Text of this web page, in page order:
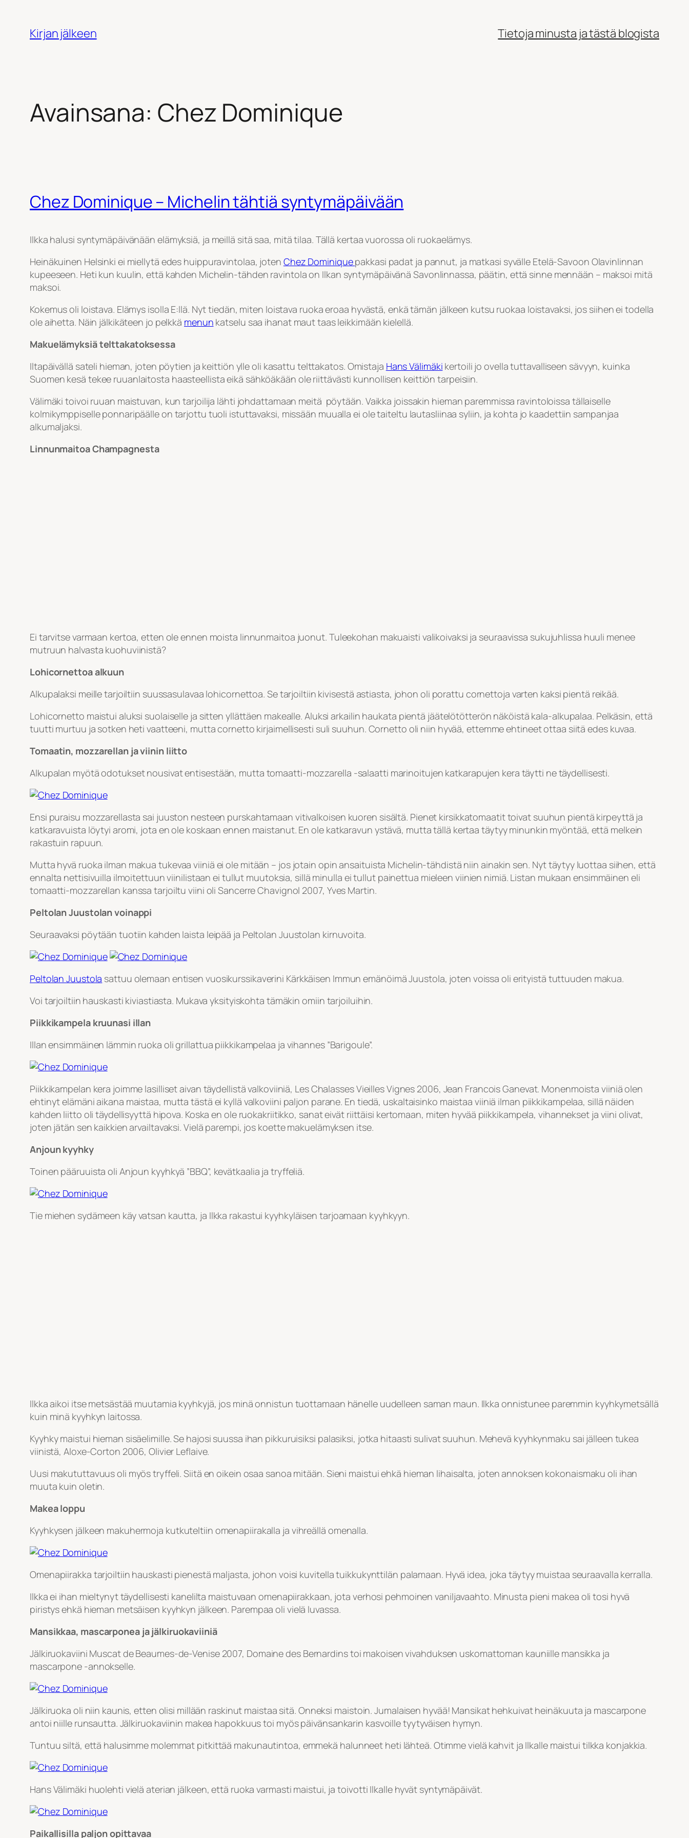
sisältöönKirjan jälkeen Tietoja minusta ja tästä blogista
Avainsana: Chez Dominique
Chez Dominique – Michelin tähtiä syntymäpäivään
Ilkka halusi syntymäpäivänään elämyksiä, ja meillä sitä saa, mitä tilaa. Tällä kertaa vuorossa oli ruokaelämys.
Heinäkuinen Helsinki ei miellytä edes huippuravintolaa, joten Chez Dominiquepakkasi padat ja pannut, ja matkasi syvälle Etelä-Savoon Olavinlinnan
kupeeseen. Heti kun kuulin, että kahden Michelin-tähden ravintola on Ilkan syntymäpäivänä Savonlinnassa, päätin, että sinne mennään – maksoi mitä
maksoi.
Kokemus oli loistava. Elämys isolla E:llä. Nyt tiedän, miten loistava ruoka eroaa hyvästä, enkä tämän jälkeen kutsu ruokaa loistavaksi, jos siihen ei todella
ole aihetta. Näin jälkikäteen jo pelkkä menun katselu saa ihanat maut taas leikkimään kielellä.
Makuelämyksiä telttakatoksessa
Iltapäivällä sateli hieman, joten pöytien ja keittiön ylle oli kasattu telttakatos. Omistaja Hans Välimäki kertoili jo ovella tuttavalliseen sävyyn, kuinka
Suomen kesä tekee ruuanlaitosta haasteellista eikä sähköäkään ole riittävästi kunnollisen keittiön tarpeisiin.
Välimäki toivoi ruuan maistuvan, kun tarjoilija lähti johdattamaan meitä pöytään. Vaikka joissakin hieman paremmissa ravintoloissa tällaiselle
kolmikymppiselle ponnaripäälle on tarjottu tuoli istuttavaksi, missään muualla ei ole taiteltu lautasliinaa syliin, ja kohta jo kaadettiin sampanjaa
alkumaljaksi.
Linnunmaitoa Champagnesta
Ei tarvitse varmaan kertoa, etten ole ennen moista linnunmaitoa juonut. Tuleekohan makuaisti valikoivaksi ja seuraavissa sukujuhlissa huuli menee
mutruun halvasta kuohuviinistä?
Lohicornettoa alkuun
Alkupalaksi meille tarjoiltiin suussasulavaa lohicornettoa. Se tarjoiltiin kivisestä astiasta, johon oli porattu cornettoja varten kaksi pientä reikää.
Lohicornetto maistui aluksi suolaiselle ja sitten yllättäen makealle. Aluksi arkailin haukata pientä jäätelötötterön näköistä kala-alkupalaa. Pelkäsin, että
tuutti murtuu ja sotken heti vaatteeni, mutta cornetto kirjaimellisesti suli suuhun. Cornetto oli niin hyvää, ettemme ehtineet ottaa siitä edes kuvaa.
Tomaatin, mozzarellan ja viinin liitto
Alkupalan myötä odotukset nousivat entisestään, mutta tomaatti-mozzarella -salaatti marinoitujen katkarapujen kera täytti ne täydellisesti.
Ensi puraisu mozzarellasta sai juuston nesteen purskahtamaan vitivalkoisen kuoren sisältä. Pienet kirsikkatomaatit toivat suuhun pientä kirpeyttä ja
katkaravuista löytyi aromi, jota en ole koskaan ennen maistanut. En ole katkaravun ystävä, mutta tällä kertaa täytyy minunkin myöntää, että melkein
rakastuin rapuun.
Mutta hyvä ruoka ilman makua tukevaa viiniä ei ole mitään – jos jotain opin ansaituista Michelin-tähdistä niin ainakin sen. Nyt täytyy luottaa siihen, että
ennalta nettisivuilla ilmoitettuun viinilistaan ei tullut muutoksia, sillä minulla ei tullut painettua mieleen viinien nimiä. Listan mukaan ensimmäinen eli
tomaatti-mozzarellan kanssa tarjoiltu viini oli Sancerre Chavignol 2007, Yves Martin.
Peltolan Juustolan voinappi
Seuraavaksi pöytään tuotiin kahden laista leipää ja Peltolan Juustolan kirnuvoita.
Peltolan Juustola sattuu olemaan entisen vuosikurssikaverini Kärkkäisen Immun emänöimä Juustola, joten voissa oli erityistä tuttuuden makua.
Voi tarjoiltiin hauskasti kiviastiasta. Mukava yksityiskohta tämäkin omiin tarjoiluihin.
Piikkikampela kruunasi illan
Illan ensimmäinen lämmin ruoka oli grillattua piikkikampelaa ja vihannes ”Barigoule”.
Piikkikampelan kera joimme lasilliset aivan täydellistä valkoviiniä, Les Chalasses Vieilles Vignes 2006, Jean Francois Ganevat. Monenmoista viiniä olen
ehtinyt elämäni aikana maistaa, mutta tästä ei kyllä valkoviini paljon parane. En tiedä, uskaltaisinko maistaa viiniä ilman piikkikampelaa, sillä näiden
kahden liitto oli täydellisyyttä hipova. Koska en ole ruokakriitikko, sanat eivät riittäisi kertomaan, miten hyvää piikkikampela, vihannekset ja viini olivat,
joten jätän sen kaikkien arvailtavaksi. Vielä parempi, jos koette makuelämyksen itse.
Anjoun kyyhky
Toinen pääruuista oli Anjoun kyyhkyä ”BBQ”, kevätkaalia ja tryffeliä.
Tie miehen sydämeen käy vatsan kautta, ja Ilkka rakastui kyyhkyläisen tarjoamaan kyyhkyyn.
Ilkka aikoi itse metsästää muutamia kyyhkyjä, jos minä onnistun tuottamaan hänelle uudelleen saman maun. Ilkka onnistunee paremmin kyyhkymetsällä
kuin minä kyyhkyn laitossa.
Kyyhky maistui hieman sisäelimille. Se hajosi suussa ihan pikkuruisiksi palasiksi, jotka hitaasti sulivat suuhun. Mehevä kyyhkynmaku sai jälleen tukea
viinistä, Aloxe-Corton 2006, Olivier Leflaive.
Uusi makututtavuus oli myös tryffeli. Siitä en oikein osaa sanoa mitään. Sieni maistui ehkä hieman lihaisalta, joten annoksen kokonaismaku oli ihan
muuta kuin oletin.
Makea loppu
Kyyhkysen jälkeen makuhermoja kutkuteltiin omenapiirakalla ja vihreällä omenalla.
Omenapiirakka tarjoiltiin hauskasti pienestä maljasta, johon voisi kuvitella tuikkukynttilän palamaan. Hyvä idea, joka täytyy muistaa seuraavalla kerralla.
Ilkka ei ihan mieltynyt täydellisesti kanelilta maistuvaan omenapiirakkaan, jota verhosi pehmoinen vaniljavaahto. Minusta pieni makea oli tosi hyvä
piristys ehkä hieman metsäisen kyyhkyn jälkeen. Parempaa oli vielä luvassa.
Mansikkaa, mascarponea ja jälkiruokaviiniä
Jälkiruokaviini Muscat de Beaumes-de-Venise 2007, Domaine des Bernardins toi makoisen vivahduksen uskomattoman kauniille mansikka ja
mascarpone -annokselle.
Jälkiruoka oli niin kaunis, etten olisi millään raskinut maistaa sitä. Onneksi maistoin. Jumalaisen hyvää! Mansikat hehkuivat heinäkuuta ja mascarpone
antoi niille runsautta. Jälkiruokaviinin makea hapokkuus toi myös päivänsankarin kasvoille tyytyväisen hymyn.
Tuntuu siltä, että halusimme molemmat pitkittää makunautintoa, emmekä halunneet heti lähteä. Otimme vielä kahvit ja Ilkalle maistui tilkka konjakkia.
Hans Välimäki huolehti vielä aterian jälkeen, että ruoka varmasti maistui, ja toivotti Ilkalle hyvät syntymäpäivät.
Paikallisilla paljon opittavaa